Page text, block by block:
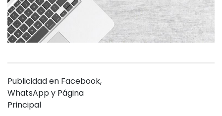
Publicidad en Facebook,
WhatsApp y Página
Principal